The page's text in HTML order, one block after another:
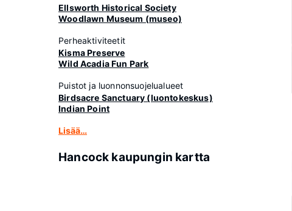
Ellsworth Historical Society
Woodlawn Museum (museo)
Perheaktiviteetit
Kisma Preserve
Wild Acadia Fun Park
Puistot ja luonnonsuojelualueet
Birdsacre Sanctuary (luontokeskus)
Indian Point
Lisää…
Hancock kaupungin kartta